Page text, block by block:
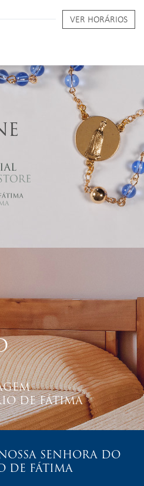
VER HORÁRIOS
DE FÁTIMA
SENHORA DO
DE FÁTIMA